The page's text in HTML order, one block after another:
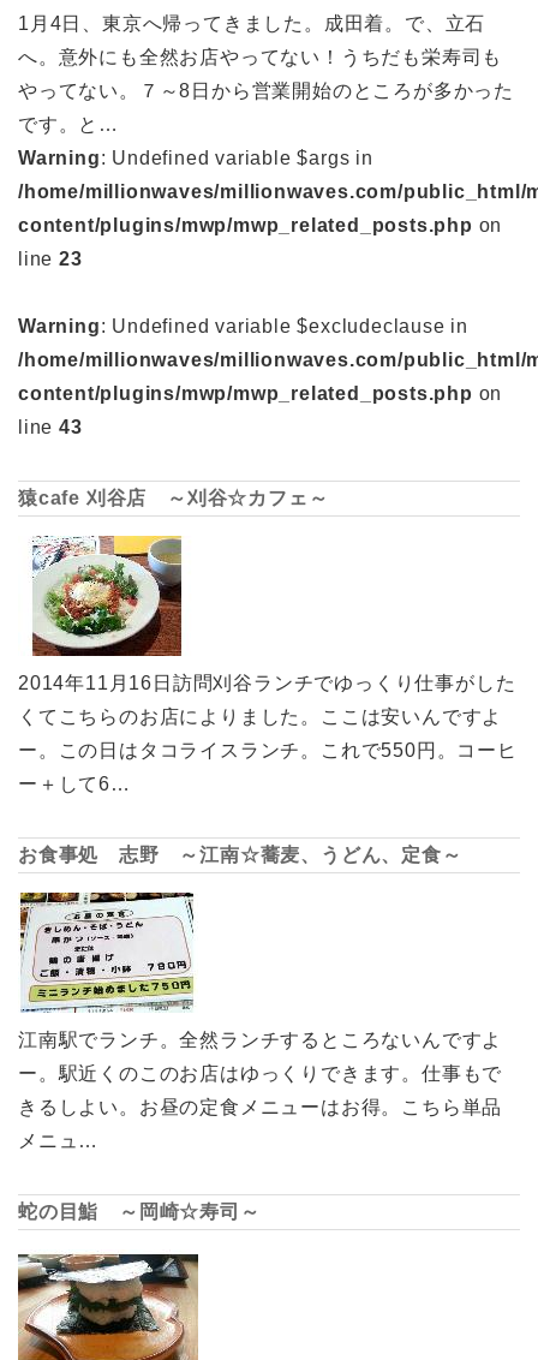
1月4日、東京へ帰ってきました。成田着。で、立石
へ。意外にも全然お店やってない！うちだも栄寿司も
やってない。７～8日から営業開始のところが多かった
です。と…
Warning: Undefined variable $args in
/home/millionwaves/millionwaves.com/public_html/
content/plugins/mwp/mwp_related_posts.php on
line 23
Warning: Undefined variable $excludeclause in
/home/millionwaves/millionwaves.com/public_html/
content/plugins/mwp/mwp_related_posts.php on
line 43
猿cafe 刈谷店 ～刈谷☆カフェ～
2014年11月16日訪問刈谷ランチでゆっくり仕事がした
くてこちらのお店によりました。ここは安いんですよ
ー。この日はタコライスランチ。これで550円。コーヒ
ー＋して6…
お食事処 志野 ～江南☆蕎麦、うどん、定食～
江南駅でランチ。全然ランチするところないんですよ
ー。駅近くのこのお店はゆっくりできます。仕事もで
きるしよい。お昼の定食メニューはお得。こちら単品
メニュ…
蛇の目鮨 ～岡崎☆寿司～